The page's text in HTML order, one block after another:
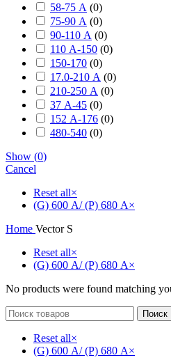
58-75 А (0)
75-90 А (0)
90-110 А (0)
110 А-150 (0)
150-170 (0)
17.0-210 А (0)
210-250 А (0)
37 А-45 (0)
152 А-176 (0)
480-540 (0)
Show (0)
Cancel
Reset all×
(G) 600 А/ (P) 680 А×
Home Vector S
Reset all×
(G) 600 А/ (P) 680 А×
No products were found matching
Поиск
Reset all×
(G) 600 А/ (P) 680 А×